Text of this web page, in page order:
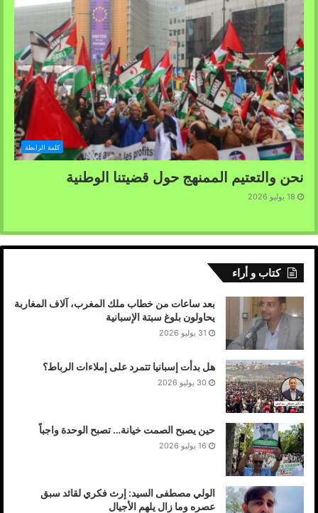
كلمة الرابطة
نحن والتعتيم الممنهج حول قضيتنا الوطنية
18 يوليو 2026
كتاب و أراء
بعد ساعات من خطاب ملك المغرب، آلاف المغاربة
يحاولون بلوغ سبتة الإسبانية
31 يوليو 2026
هل بدأت إسبانيا تتمرد على إملاءات الرباط؟
30 يوليو 2026
حين يصبح الصمت خيانة… تصبح الوحدة واجباً
16 يوليو 2026
الولي مصطفى السيد: إرث فكري لقائد سبق
عصره وما زال يلهم الأجيال